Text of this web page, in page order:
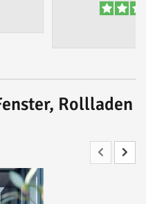
Rollladen